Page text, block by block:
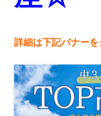
詳細は下記バナーを